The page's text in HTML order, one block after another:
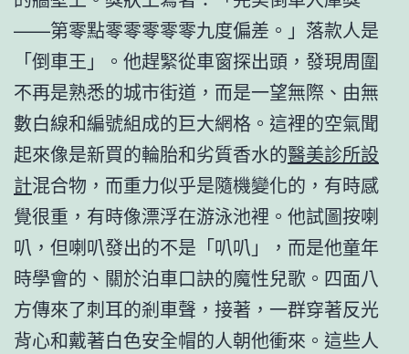
——第零點零零零零零九度偏差。」落款人是
「倒車王」。他趕緊從車窗探出頭，發現周圍
不再是熟悉的城市街道，而是一望無際、由無
數白線和編號組成的巨大網格。這裡的空氣聞
起來像是新買的輪胎和劣質香水的醫美診所設
計混合物，而重力似乎是隨機變化的，有時感
覺很重，有時像漂浮在游泳池裡。他試圖按喇
叭，但喇叭發出的不是「叭叭」，而是他童年
時學會的、關於泊車口訣的魔性兒歌。四面八
方傳來了刺耳的剎車聲，接著，一群穿著反光
背心和戴著白色安全帽的人朝他衝來。這些人